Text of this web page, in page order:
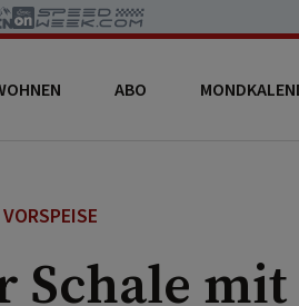
ABO
VORSPEISE
Schale